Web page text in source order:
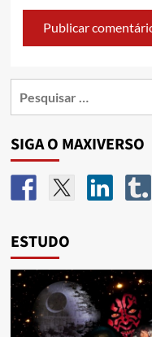
SIGA O MAXIVERSO
ESTUDO